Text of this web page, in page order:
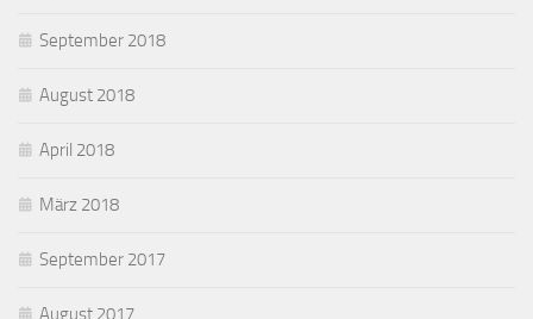
September 2018
August 2018
April 2018
März 2018
September 2017
August 2017